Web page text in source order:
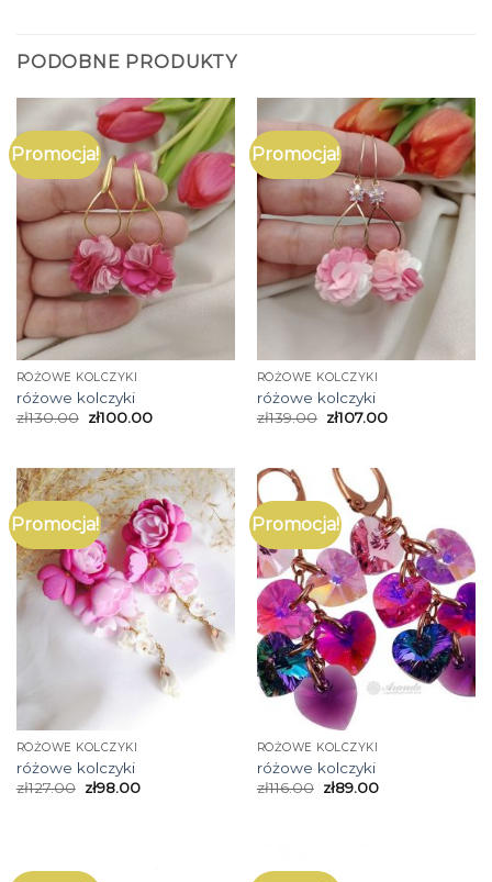
PODOBNE PRODUKTY
Promocja!
RÓŻOWE KOLCZYKI
różowe kolczyki
zł130.00 zł100.00
Promocja!
RÓŻOWE KOLCZYKI
różowe kolczyki
zł139.00 zł107.00
Promocja!
RÓŻOWE KOLCZYKI
różowe kolczyki
zł127.00 zł98.00
Promocja!
RÓŻOWE KOLCZYKI
różowe kolczyki
zł116.00 zł89.00